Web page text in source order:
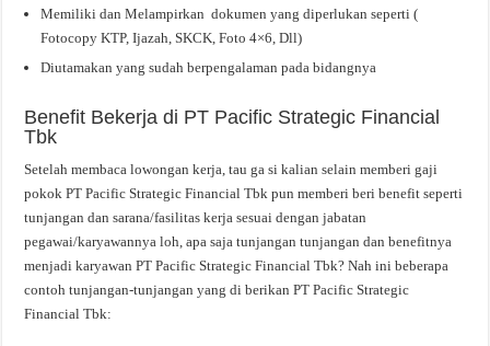
Memiliki dan Melampirkan dokumen yang diperlukan seperti (
Fotocopy KTP, Ijazah, SKCK, Foto 4×6, Dll)
Diutamakan yang sudah berpengalaman pada bidangnya
Benefit Bekerja di PT Pacific Strategic Financial
Tbk
Setelah membaca lowongan kerja, tau ga si kalian selain memberi gaji
pokok PT Pacific Strategic Financial Tbk pun memberi beri benefit seperti
tunjangan dan sarana/fasilitas kerja sesuai dengan jabatan
pegawai/karyawannya loh, apa saja tunjangan tunjangan dan benefitnya
menjadi karyawan PT Pacific Strategic Financial Tbk? Nah ini beberapa
contoh tunjangan-tunjangan yang di berikan PT Pacific Strategic
Financial Tbk: